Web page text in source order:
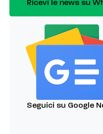
Ricevi le news su
Seguici su Google